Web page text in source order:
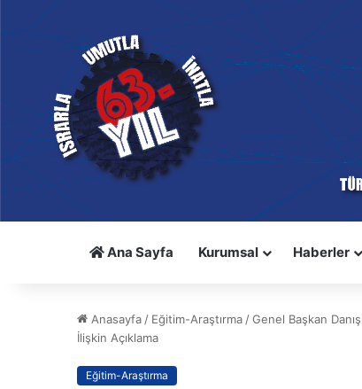
Ana Sayfa Kurumsal Haberler
Anasayfa/ Eğitim-Araştırma/Genel Başkan
İlişkin Açıklama
Eğitim-Araştırma